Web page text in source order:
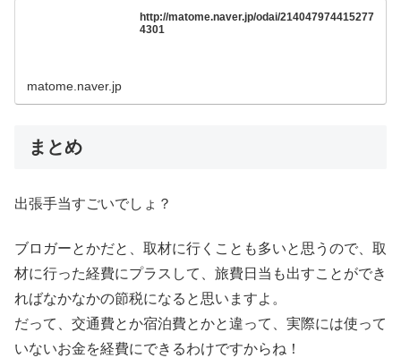
http://matome.naver.jp/odai/214047974415277
4301
matome.naver.jp
まとめ
出張手当すごいでしょ？
ブロガーとかだと、取材に行くことも多いと思うので、取
材に行った経費にプラスして、旅費日当も出すことができ
ればなかなかの節税になると思いますよ。
だって、交通費とか宿泊費とかと違って、実際には使って
いないお金を経費にできるわけですからね！